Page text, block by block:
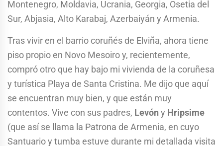
Montenegro, Moldavia, Ucrania, Georgia, Osetia del
Sur, Abjasia, Alto Karabaj, Azerbaiyán y Armenia.
Tras vivir en el barrio coruñés de Elviña, ahora tiene
piso propio en Novo Mesoiro y, recientemente,
compró otro que hay bajo mi vivienda de la coruñesa
y turística Playa de Santa Cristina. Me dijo que aquí
se encuentran muy bien, y que están muy
contentos. Vive con sus padres, Levón y Hripsime
(que así se llama la Patrona de Armenia, en cuyo
Santuario y tumba estuve durante mi detallada visita